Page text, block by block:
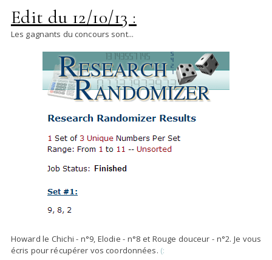
Edit du 12/10/13 :
Les gagnants du concours sont...
Howard le Chichi - n°9, Elodie - n°8 et Rouge douceur - n°2. Je vous
écris pour récupérer vos coordonnées. (: